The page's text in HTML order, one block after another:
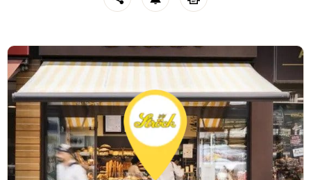
Toogle share
notification
print